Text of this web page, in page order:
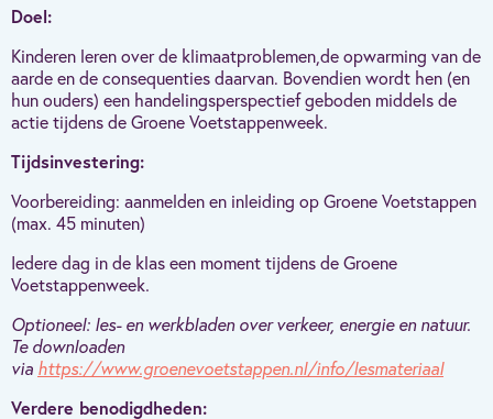
Doel:
Kinderen leren over de klimaatproblemen,de opwarming van de
aarde en de consequenties daarvan. Bovendien wordt hen (en
hun ouders) een handelingsperspectief geboden middels de
actie tijdens de Groene Voetstappenweek.
Tijdsinvestering:
Voorbereiding: aanmelden en inleiding op Groene Voetstappen
(max. 45 minuten)
Iedere dag in de klas een moment tijdens de Groene
Voetstappenweek.
Optioneel: les- en werkbladen over verkeer, energie en natuur.
Te downloaden
via https://www.groenevoetstappen.nl/info/lesmateriaal
Verdere benodigdheden: